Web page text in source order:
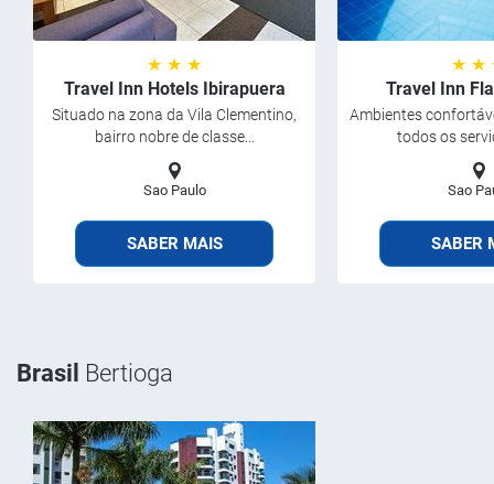
★ ★ ★
Travel Inn Hotels Ibirapuera
Situado na zona da Vila Clementino,
bairro nobre de classe...
Sao Paulo
SABER MAIS
★ ★
Travel Inn
Ambientes
todos os
Sao
SABER
Brasil Bertioga